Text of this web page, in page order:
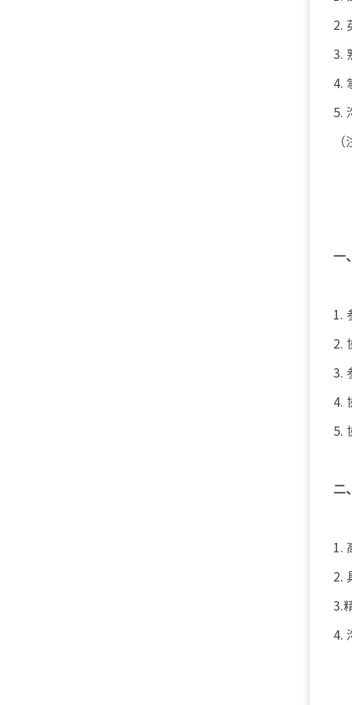
2.
3.
4.
5.
一
1.
2.
3.
4.
5.
二
1.
2.
3.
4.